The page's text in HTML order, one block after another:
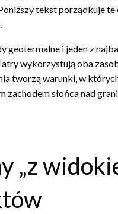
tekst porządkuje
geotermalne i jeden z
wykorzystują oba
tworzą warunki, w
zachodem słońca nad
„z